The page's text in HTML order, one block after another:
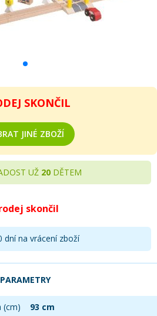
SKONČIL
JINÉ ZBOŽÍ
UŽ 20 DĚTEM
skončil
na vrácení zboží
PARAMETRY
(cm)
93 cm